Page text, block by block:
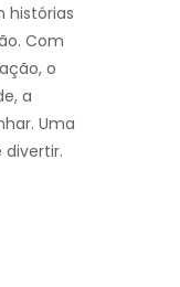
histórias
Com
o
a
Uma